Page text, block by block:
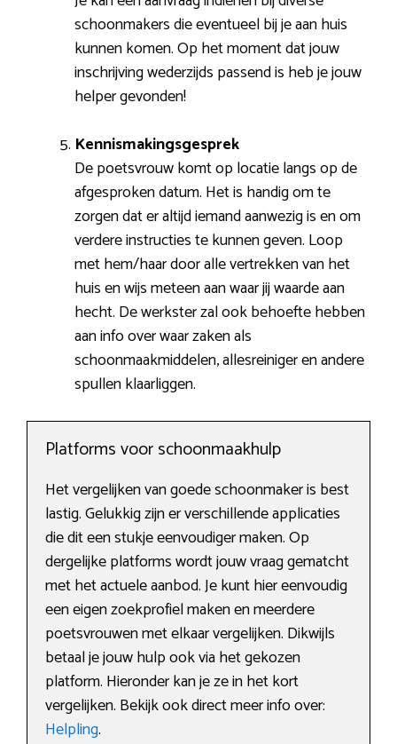
schoonmakers die eventueel bij je aan huis
kunnen komen. Op het moment dat jouw
inschrijving wederzijds passend is heb je jouw
helper gevonden!
Kennismakingsgesprek
De poetsvrouw komt op locatie langs op de
afgesproken datum. Het is handig om te
zorgen dat er altijd iemand aanwezig is en om
verdere instructies te kunnen geven. Loop
met hem/haar door alle vertrekken van het
huis en wijs meteen aan waar jij waarde aan
hecht. De werkster zal ook behoefte hebben
aan info over waar zaken als
schoonmaakmiddelen, allesreiniger en andere
spullen klaarliggen.
Platforms voor schoonmaakhulp
Het vergelijken van goede schoonmaker is best
lastig. Gelukkig zijn er verschillende applicaties
die dit een stukje eenvoudiger maken. Op
dergelijke platforms wordt jouw vraag gematcht
met het actuele aanbod. Je kunt hier eenvoudig
een eigen zoekprofiel maken en meerdere
poetsvrouwen met elkaar vergelijken. Dikwijls
betaal je jouw hulp ook via het gekozen
platform. Hieronder kan je ze in het kort
vergelijken. Bekijk ook direct meer info over:
Helpling.